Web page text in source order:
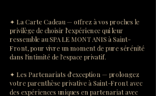
✦ La Carte Cadeau — offrez à vos proches le
privilège de choisir l'expérience qui leur
ressemble au SPA LE MONT ANIS à Saint-
Front, pour vivre un moment de pure sérénité
dans l'intimité de l'espace privatif.
✦ Les Partenariats d'exception — prolongez
votre parenthèse privative à Saint-Front avec
des expériences uniques en partenariat avec